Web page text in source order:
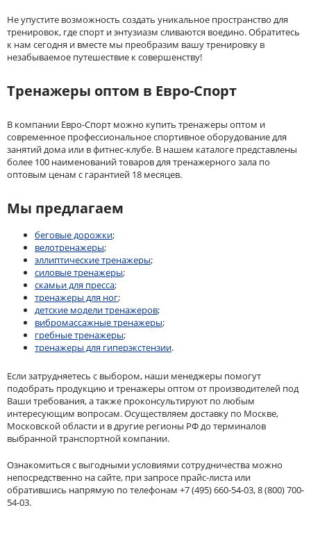
Не упустите возможность создать уникальное пространство для
тренировок, где спорт и энтузиазм сливаются воедино. Обратитесь
к нам сегодня и вместе мы преобразим вашу тренировку в
незабываемое путешествие к совершенству!
Тренажеры оптом в Евро-Спорт
В компании Евро-Спорт можно купить тренажеры оптом и
современное профессиональное спортивное оборудование для
занятий дома или в фитнес-клубе. В нашем каталоге представлены
более 100 наименований товаров для тренажерного зала по
оптовым ценам с гарантией 18 месяцев.
Мы предлагаем
беговые дорожки;
велотренажеры;
эллиптические тренажеры;
силовые тренажеры;
скамьи для пресса;
тренажеры для ног;
детские модели тренажеров;
вибромассажные тренажеры;
гребные тренажеры;
тренажеры для гиперэкстензии.
Если затрудняетесь с выбором, наши менеджеры помогут
подобрать продукцию и тренажеры оптом от производителей под
Ваши требования, а также проконсультируют по любым
интересующим вопросам. Осуществляем доставку по Москве,
Московской области и в другие регионы РФ до терминалов
выбранной транспортной компании.
Ознакомиться с выгодными условиями сотрудничества можно
непосредственно на сайте, при запросе прайс-листа или
обратившись напрямую по телефонам +7 (495) 660-54-03, 8 (800) 700-
54-03.